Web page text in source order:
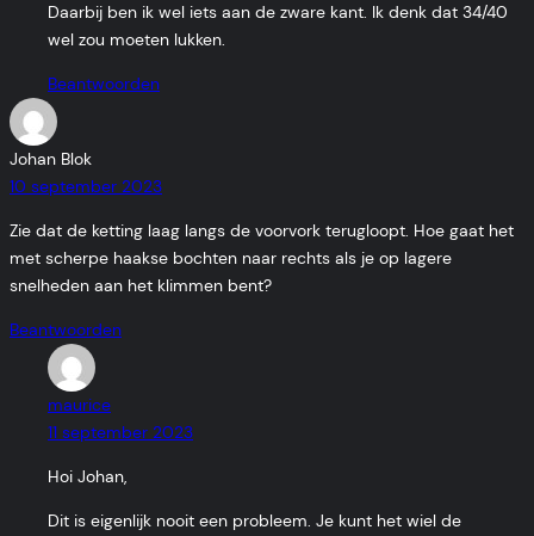
Daarbij ben ik wel iets aan de zware kant. Ik denk dat 34/40
wel zou moeten lukken.
Beantwoorden
Johan Blok
10 september 2023
Zie dat de ketting laag langs de voorvork terugloopt. Hoe gaat het
met scherpe haakse bochten naar rechts als je op lagere
snelheden aan het klimmen bent?
Beantwoorden
maurice
11 september 2023
Hoi Johan,
Dit is eigenlijk nooit een probleem. Je kunt het wiel de